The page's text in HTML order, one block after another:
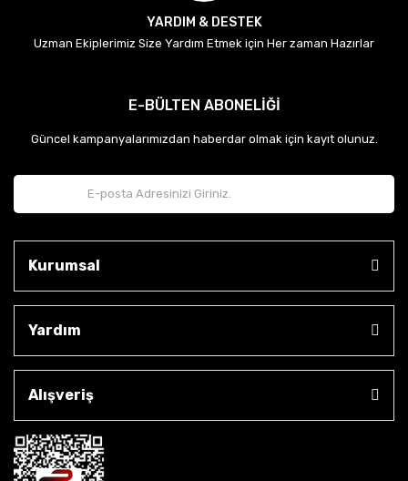
YARDIM & DESTEK
Uzman Ekiplerimiz Size Yardım Etmek için Her zaman Hazırlar
E-BÜLTEN ABONELİĞİ
Güncel kampanyalarımızdan haberdar olmak için kayıt olunuz.
Kurumsal
Yardım
Alışveriş